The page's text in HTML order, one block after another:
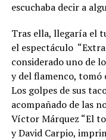
escuchaba decir a
Tras ella, llegaría el
el espectáculo
considerado uno de
y del flamenco, tomó
Los golpes de sus
acompañado de las
Víctor Márquez “El
y David Carpio,